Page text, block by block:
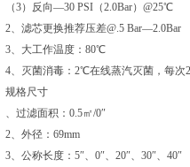
（3）反向—30 PSI（2.0Bar）@25℃
2、滤芯更换推荐压差@.5 Bar—2.0Bar
3、大工作温度：80℃
4、灭菌消毒：2℃在线蒸汽灭菌，每
规格尺寸
、过滤面积：0.5㎡/0″
2、外径：69mm
3、公称长度：5″、0″、20″、30″、40″